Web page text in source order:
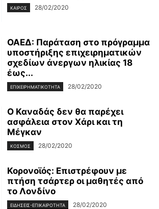
ΚΑΙΡΌΣ 28/02/2020
ΟΑΕΔ: Παράταση στο πρόγραμμα
υποστήριξης επιχειρηματικών
σχεδίων άνεργων ηλικίας 18
έως...
ΕΠΙΧΕΙΡΗΜΑΤΙΚΌΤΗΤΑ 28/02/2020
Ο Καναδάς δεν θα παρέχει
ασφάλεια στον Χάρι και τη
Μέγκαν
ΚΌΣΜΟΣ 28/02/2020
Κορονοϊός: Επιστρέφουν με
πτήση τσάρτερ οι μαθητές από
το Λονδίνο
ΕΙΔΉΣΕΙΣ-ΕΠΙΚΑΙΡΌΤΗΤΑ 28/02/2020